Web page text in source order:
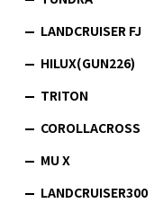
LANDCRUISER FJ
HILUX(GUN226)
TRITON
COROLLACROSS
MU X
LANDCRUISER300